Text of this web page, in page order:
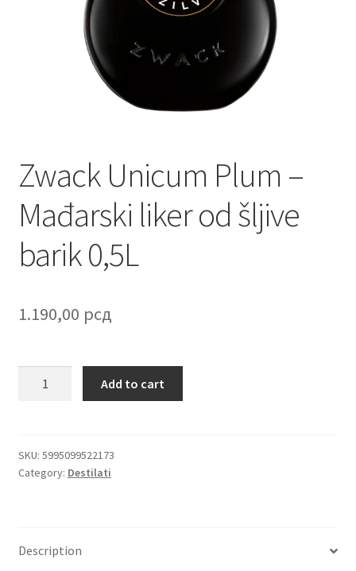
Corporate gifts
Cveće
Delivery
Destilati
FAQ
Igračke
Cvece
Destilati
Zwack Unicum Plum –
Mađarski liker od šljive
barik 0,5L
1.190,00 рсд
Mađarski
liker
0,5L
Add to cart
SKU: 5995099522173
Category: Destilati
Description